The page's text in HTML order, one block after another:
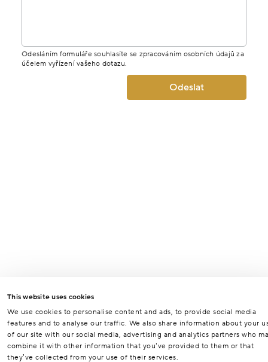
This website uses cookies
We use cookies to personalise content and ads, to provide social media
features and to analyse our traffic. We also share information about your
of our site with our social media, advertising and analytics partners who
combine it with other information that you’ve provided to them or that
they’ve collected from your use of their services.
Odesláním formuláře souhlasíte se zpracováním osobních údajů za
účelem vyřízení vašeho dotazu.
Odeslat